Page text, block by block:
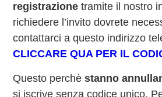
registrazione tramite il nostro
richiedere l’invito dovrete
contattarci a questo indirizzo
CLICCARE QUA PER IL
Questo perchèstanno
si iscrive senza codice unico.